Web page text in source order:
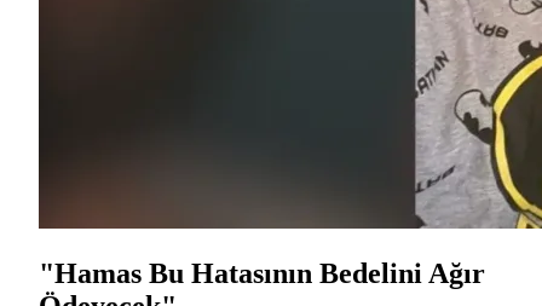
"Hamas Bu Hatasının Bedelini Ağır